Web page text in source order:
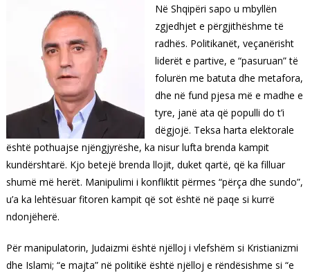
Në Shqipëri sapo u mbyllën
zgjedhjet e përgjithëshme të
radhës. Politikanët, veçanërisht
liderët e partive, e “pasuruan” të
folurën me batuta dhe metafora,
dhe në fund pjesa më e madhe e
tyre, janë ata që populli do t’i
dëgjojë. Teksa harta elektorale
është pothuajse njëngjyrëshe, ka nisur lufta brenda kampit
kundërshtarë. Kjo betejë brenda llojit, duket qartë, që ka filluar
shumë më herët. Manipulimi i konfliktit përmes “përça dhe sundo”,
u’a ka lehtësuar fitoren kampit që sot është në paqe si kurrë
ndonjëherë.
Për manipulatorin, Judaizmi është njëlloj i vlefshëm si Kristianizmi
dhe Islami; “e majta” në politikë është njëlloj e rëndësishme si “e